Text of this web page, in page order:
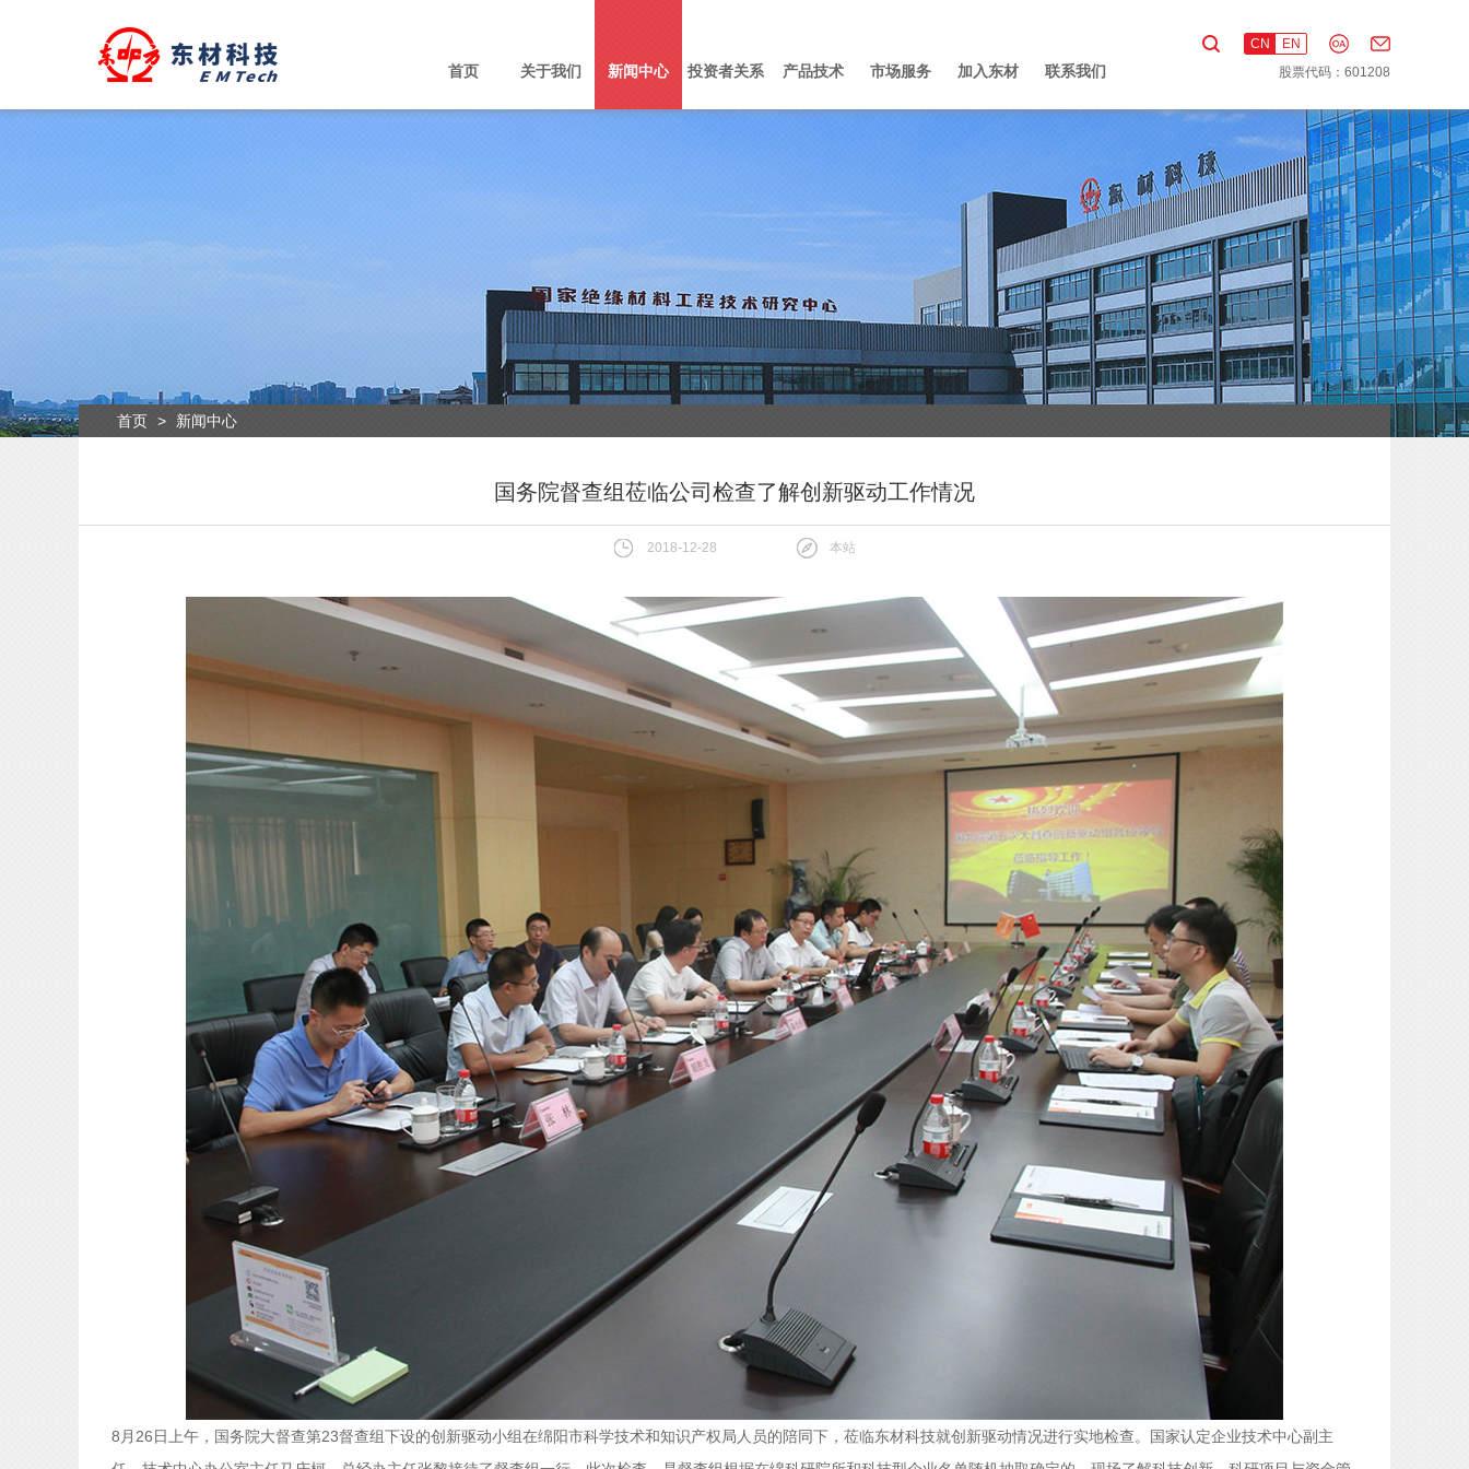
首页 关于我们 新闻中心 投资者关系 产品技术 市场服务 加入东材 联系我们
CN
EN
股票代码：601208
首页 > 新闻中心
国务院督查组莅临公司检查了解创新驱动工作情况
2018-12-28 本站
8月26日上午，国务院大督查第23督查组下设的创新驱动小组在绵阳市科学技术和知识产权局人员的陪同下，莅临东材科技就创新驱动情况进行实地检查。国家认定企业技术中心副主